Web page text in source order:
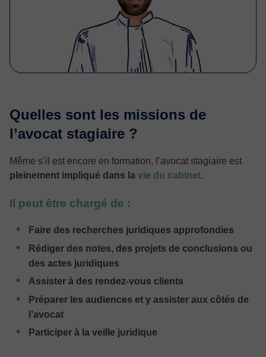
Quelles sont les missions de
l’avocat stagiaire ?
Même s’il est encore en formation, l’avocat stagiaire est
pleinement impliqué dans la vie du cabinet.
Il peut être chargé de :
Faire des recherches juridiques approfondies
Rédiger des notes, des projets de conclusions ou
des actes juridiques
Assister à des rendez-vous clients
Préparer les audiences et y assister aux côtés de
l’avocat
Participer à la veille juridique